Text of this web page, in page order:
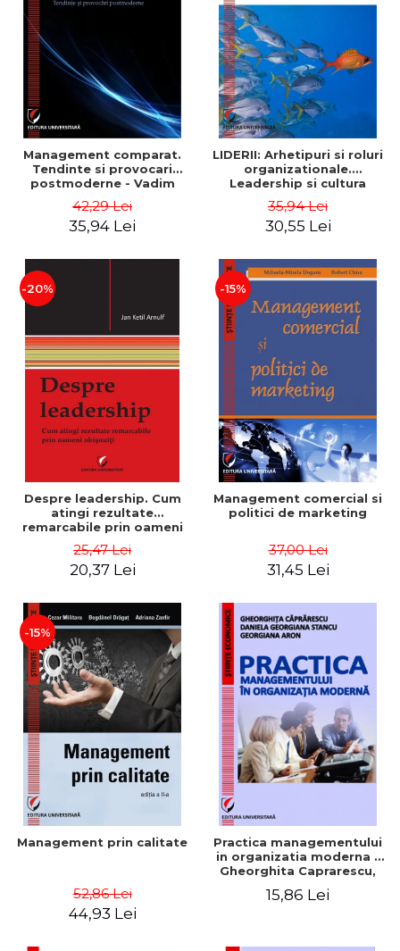
Management comparat.
Tendinte si provocari
postmoderne - Vadim
42,29 Lei
35,94 Lei
LIDERII: Arhetipuri si roluri
organizationale.
Leadership si cultura
Dumitrascu
35,94 Lei
30,55 Lei
-20%
Despre leadership. Cum
atingi rezultate
remarcabile prin oameni
25,47 Lei
20,37 Lei
-15%
Management comercial si
politici de marketing
37,00 Lei
31,45 Lei
-15%
Management prin calitate
52,86 Lei
44,93 Lei
Practica managementului
in organizatia moderna -
Gheorghita Caprarescu,
Georgiana Aron
15,86 Lei